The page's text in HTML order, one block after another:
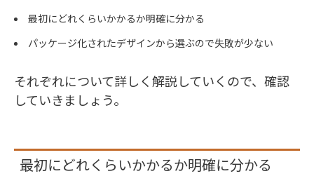
最初にどれくらいかかるか明確に分かる
パッケージ化されたデザインから選ぶので失敗が少ない
それぞれについて詳しく解説していくので、確認
していきましょう。
最初にどれくらいかかるか明確に分かる